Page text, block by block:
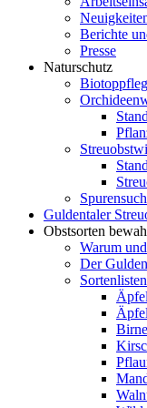
Berichte
Presse
Naturschutz
Guldentaler
Obstsorten
Warum
Der
Sortenlisten
Äpfel